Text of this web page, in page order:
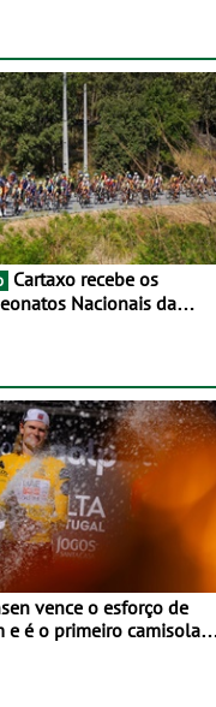
Nacionais da
vence o esforço de
e é o primeiro camisola